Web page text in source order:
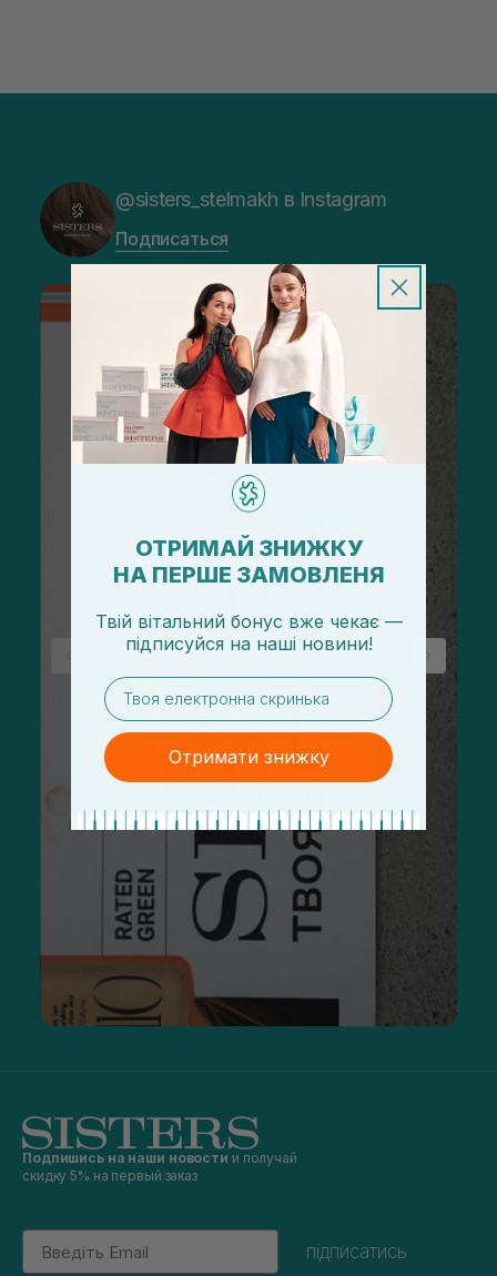
@sisters_stelmakh в Instagram
Подписаться
Подпишись на наши новости и получай
скидку 5% на первый заказ
Email
підписатись
ОТРИМАЙ ЗНИЖКУ
НА ПЕРШЕ ЗАМОВЛЕНЯ
Твій вітальний бонус вже чекає —
підписуйся на наші новини!
email
Отримати знижку